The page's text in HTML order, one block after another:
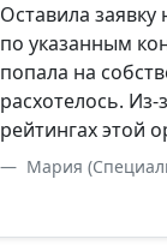
Оставила
по указанным
попала на
расхотелось.
рейтингах этой
Мария